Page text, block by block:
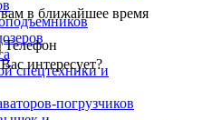
спецтехники и
погрузчиков
в ближайшее время
Телефон
интересует?